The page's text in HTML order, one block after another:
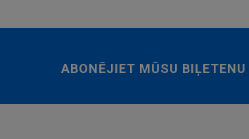
ABONĒJIET MŪSU BIĻETENU